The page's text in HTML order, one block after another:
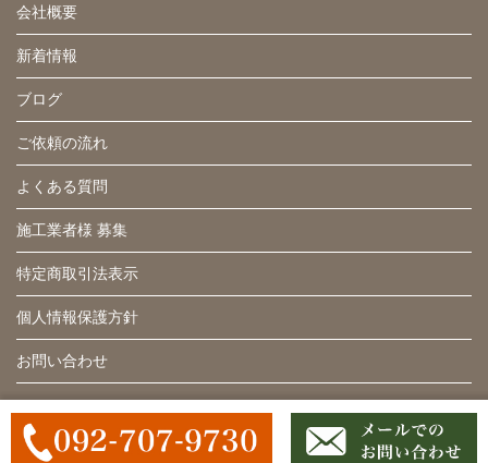
会社概要
新着情報
ブログ
ご依頼の流れ
よくある質問
施工業者様 募集
特定商取引法表示
個人情報保護方針
お問い合わせ
Copyright (C) 福岡の人工芝販売・施工専門店 人工芝センス All